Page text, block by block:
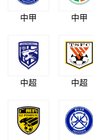
中甲 中甲
中超 中超